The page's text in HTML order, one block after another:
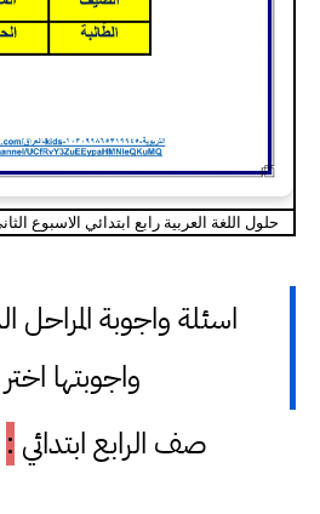
حلول اللغة العربية رابع ابتدائي الاسبوع
اسئلة واجوبة المراحل
واجوبتها
صف الرابع ابتدائي :